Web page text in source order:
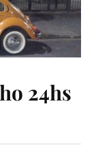
24hs